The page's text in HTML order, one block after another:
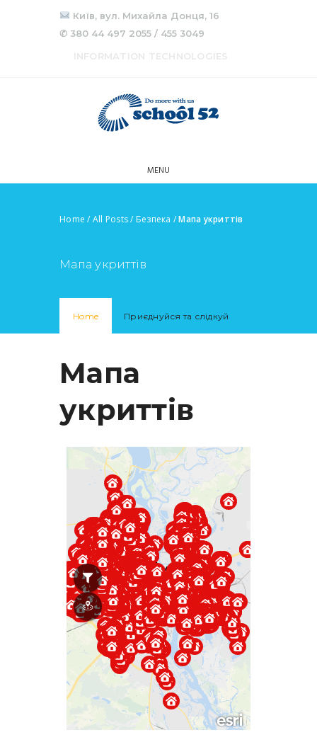
Київ, вул. Михайла Донця, 16
✆ 380 44 497 2055 / 455 3049
MENU
Home / All Posts/ Безпека /Мапа укриттів
Мапа укриттів
Home Приєднуйся та слідкуй
Мапа
укриттів